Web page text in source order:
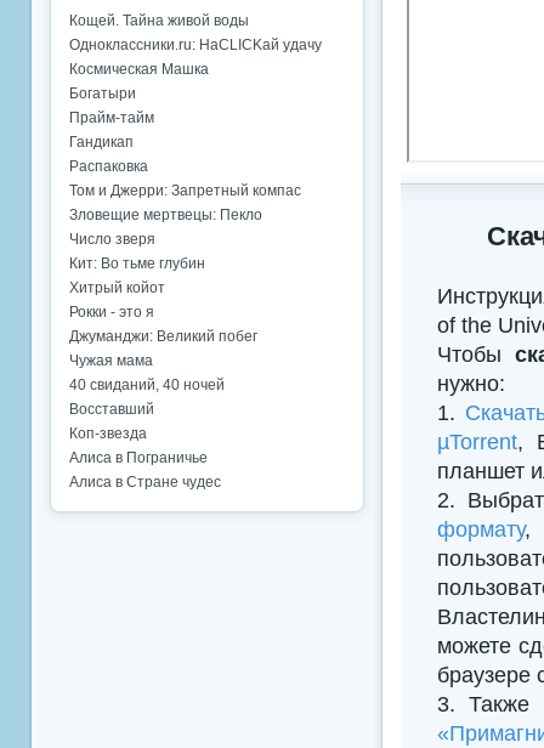
of the
Чтобы
нужно:
1.
µTorrent,
планшет
2.
формату,
можете
браузере
3. Также
Кощей. Тайна живой воды
Одноклассники.ru: НаCLICKай удачу
Космическая Машка
Богатыри
Прайм-тайм
Гандикап
Распаковка
Том и Джерри: Запретный компас
Зловещие мертвецы: Пекло
Число зверя
Кит: Во тьме глубин
Хитрый койот
Рокки - это я
Джуманджи: Великий побег
Чужая мама
40 свиданий, 40 ночей
Восставший
Коп-звезда
Алиса в Пограничье
Алиса в Стране чудес